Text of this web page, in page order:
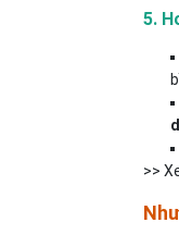
5.
>>